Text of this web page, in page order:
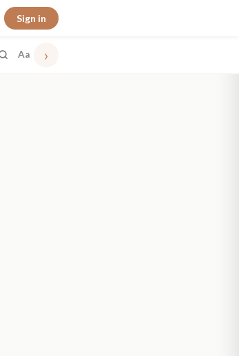
Sign in
Aa ›